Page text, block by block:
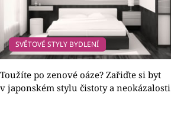
SVĚTOVÉ STYLY BYDLENÍ
Toužíte po zenové oáze? Zařiďte si byt
v japonském stylu čistoty a neokázalosti